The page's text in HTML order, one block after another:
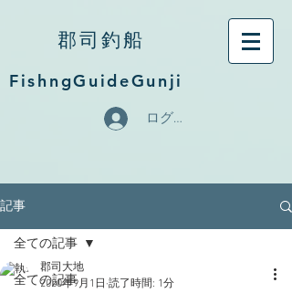
郡司釣船
FishngGuideGunji
ログイン
記事
全ての記事
全ての記事
郡司大地
2020年9月1日 読了時間: 1分